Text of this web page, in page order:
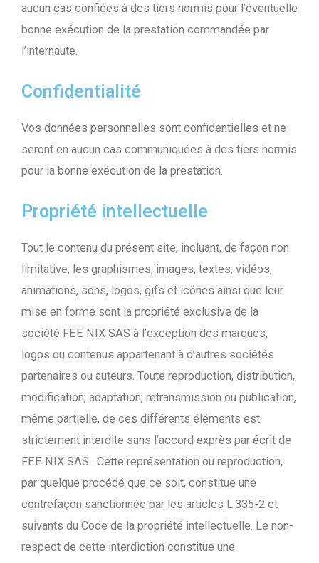
aucun cas confiées à des tiers hormis pour l’éventuelle
bonne exécution de la prestation commandée par
l’internaute.
Confidentialité
Vos données personnelles sont confidentielles et ne
seront en aucun cas communiquées à des tiers hormis
pour la bonne exécution de la prestation.
Propriété intellectuelle
Tout le contenu du présent site, incluant, de façon non
limitative, les graphismes, images, textes, vidéos,
animations, sons, logos, gifs et icônes ainsi que leur
mise en forme sont la propriété exclusive de la
société FEE NIX SAS à l’exception des marques,
logos ou contenus appartenant à d’autres sociétés
partenaires ou auteurs. Toute reproduction, distribution,
modification, adaptation, retransmission ou publication,
même partielle, de ces différents éléments est
strictement interdite sans l’accord exprès par écrit de
FEE NIX SAS . Cette représentation ou reproduction,
par quelque procédé que ce soit, constitue une
contrefaçon sanctionnée par les articles L.335-2 et
suivants du Code de la propriété intellectuelle. Le non-
respect de cette interdiction constitue une